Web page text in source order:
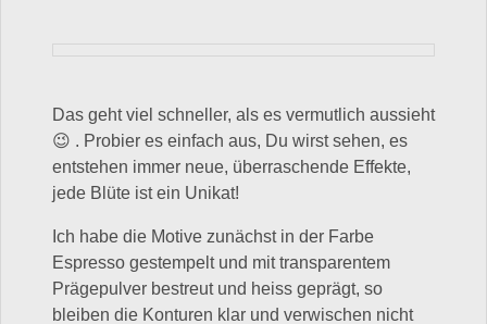
Das geht viel schneller, als es vermutlich aussieht
😉 . Probier es einfach aus, Du wirst sehen, es
entstehen immer neue, überraschende Effekte,
jede Blüte ist ein Unikat!
Ich habe die Motive zunächst in der Farbe
Espresso gestempelt und mit transparentem
Prägepulver bestreut und heiss geprägt, so
bleiben die Konturen klar und verwischen nicht